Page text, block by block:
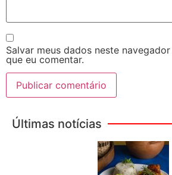
Salvar meus dados neste
que eu comentar.
Últimas notícias